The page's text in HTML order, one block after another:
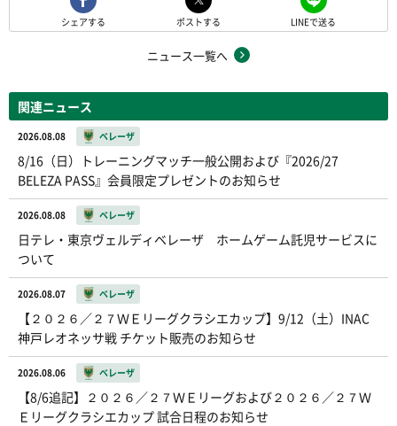
シェアする ポストする LINEで送る
ニュース一覧へ
関連ニュース
2026.08.08 ベレーザ
8/16（日）トレーニングマッチ一般公開および『2026/27
BELEZA PASS』会員限定プレゼントのお知らせ
2026.08.08 ベレーザ
日テレ・東京ヴェルディベレーザ ホームゲーム託児サービスに
ついて
2026.08.07 ベレーザ
【２０２６／２７ＷＥリーグクラシエカップ】9/12（土）INAC
神戸レオネッサ戦 チケット販売のお知らせ
2026.08.06 ベレーザ
【8/6追記】２０２６／２７ＷＥリーグおよび２０２６／２７Ｗ
Ｅリーグクラシエカップ 試合日程のお知らせ